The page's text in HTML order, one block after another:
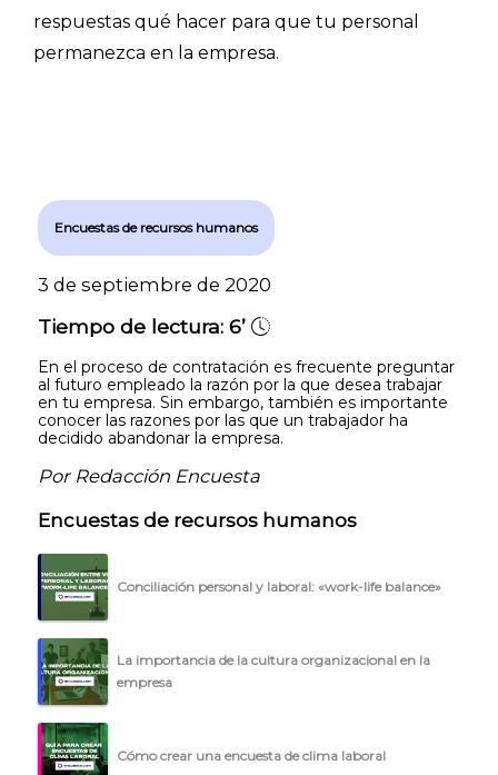
respuestas qué hacer para que tu personal
permanezca en la empresa.
Encuestas de recursos humanos
3 de septiembre de 2020
Tiempo de lectura: 6’
En el proceso de contratación es frecuente preguntar
al futuro empleado la razón por la que desea trabajar
en tu empresa. Sin embargo, también es importante
conocer las razones por las que un trabajador ha
decidido abandonar la empresa.
Por Redacción Encuesta
Encuestas de recursos humanos
Conciliación personal y laboral: «work-life balance»
La importancia de la cultura organizacional en la
empresa
Cómo crear una encuesta de clima laboral